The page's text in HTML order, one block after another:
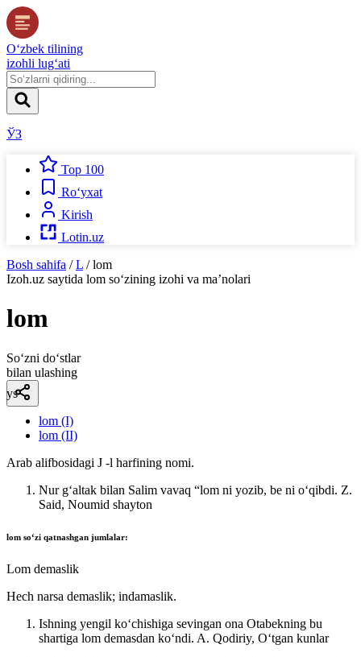
O‘zbek tilining
izohli lug‘ati
ЎЗ
Top 100
Ro‘yxat
Kirish
Lotin.uz
Bosh sahifa / L / lom
Izoh.uz saytida lom so‘zining izohi va ma’nolari
lom
So‘zni do‘stlar
bilan ulashing
ys
lom (I)
lom (II)
Arab alifbosidagi J -l harfining nomi.
Nur gʻaltak bilan Salim vavaq “lom ni yozib, be ni oʻqibdi. Z.
Said, Noumid shayton
lom soʻzi qatnashgan jumlalar:
Lom demaslik
Hech narsa demaslik; indamaslik.
Ishning yengil koʻchishiga sevingan ona Otabekning bu
shartiga lom demasdan koʻndi. A. Qodiriy, Oʻtgan kunlar